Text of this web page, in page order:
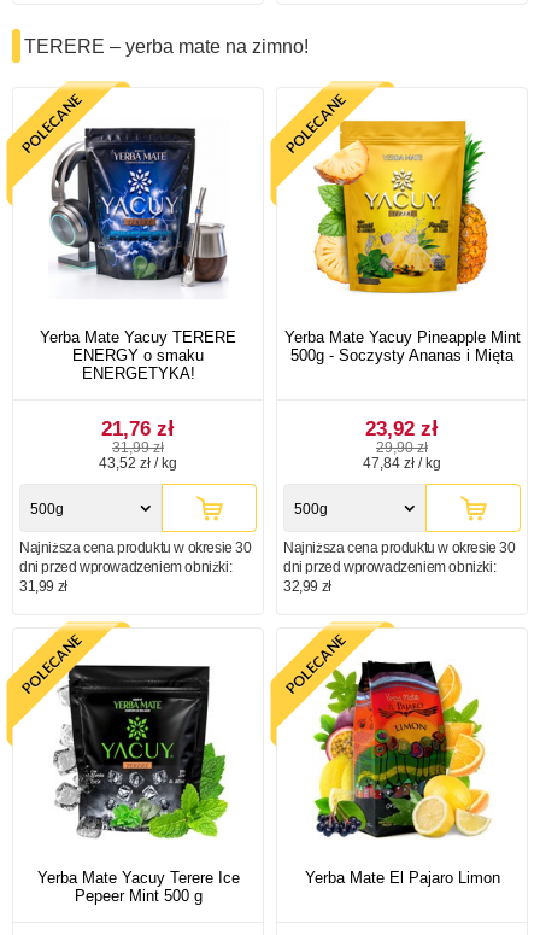
TERERE – yerba mate na zimno!
Yerba Mate Yacuy TERERE
ENERGY o smaku
ENERGETYKA!
21,76 zł
31,99 zł
43,52 zł / kg
500g
Najniższa cena produktu w okresie 30
dni przed wprowadzeniem obniżki:
31,99 zł
Yerba Mate Yacuy Pineapple Mint
500g - Soczysty Ananas i Mięta
23,92 zł
29,90 zł
47,84 zł / kg
500g
Najniższa cena produktu w okresie 30
dni przed wprowadzeniem obniżki:
32,99 zł
Yerba Mate Yacuy Terere Ice
Pepeer Mint 500 g
Yerba Mate El Pajaro Limon